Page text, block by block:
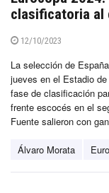
clasificatoria al
12/10/2023
La selección de
jueves en el Estadio
fase de clasificación
frente escocés en el
Fuente salieron con
Álvaro Morata